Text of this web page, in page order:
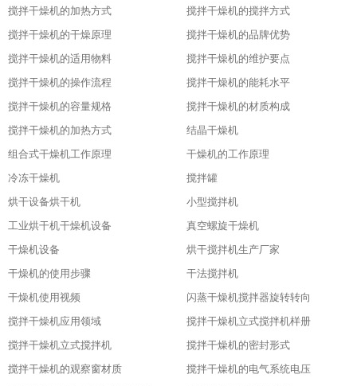
搅拌干燥机的加热方式
搅拌干燥机的搅拌方式
搅拌干燥机的干燥原理
搅拌干燥机的品牌优势
搅拌干燥机的适用物料
搅拌干燥机的维护要点
搅拌干燥机的操作流程
搅拌干燥机的能耗水平
搅拌干燥机的容量规格
搅拌干燥机的材质构成
搅拌干燥机的加热方式
结晶干燥机
组合式干燥机工作原理
干燥机的工作原理
冷冻干燥机
搅拌罐
烘干设备烘干机
小型搅拌机
工业烘干机干燥机设备
真空螺旋干燥机
干燥机设备
烘干搅拌机生产厂家
干燥机的使用步骤
干法搅拌机
干燥机使用视频
闪蒸干燥机搅拌器旋转转向
搅拌干燥机应用领域
搅拌干燥机立式搅拌机样册
搅拌干燥机立式搅拌机
搅拌干燥机的密封形式
搅拌干燥机的观察窗材质
搅拌干燥机的电气系统电压